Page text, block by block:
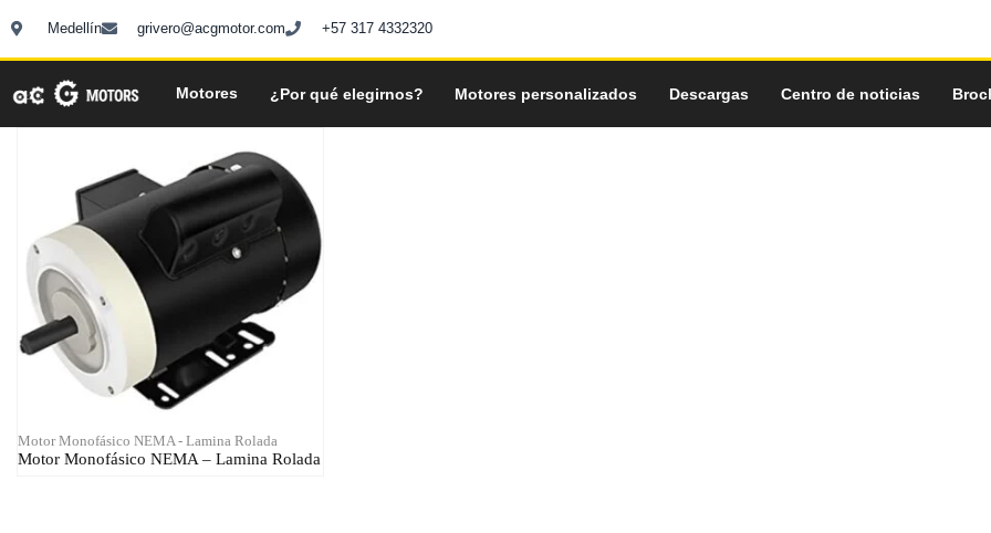
Medellín grivero@acgmotor.com +57 317 4332320
Motores ¿Por qué elegirnos? Motores personalizados Descargas Centro de noticias
Motor Monofásico NEMA - Lamina Rolada
Motor Monofásico NEMA – Lamina Rolada